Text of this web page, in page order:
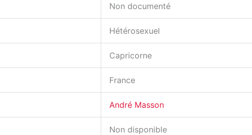
Non documenté
Hétérosexuel
Capricorne
France
André Masson
Non disponible